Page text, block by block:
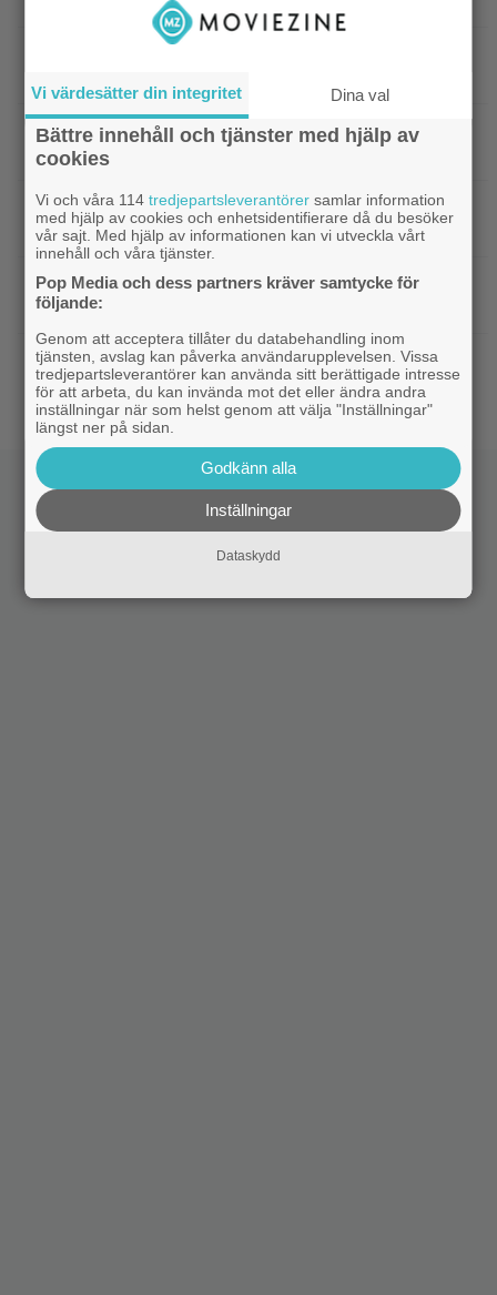
TV-spel|Experter väljer ut tidernas 100 bästa tv-
spel: ”The Last of Us” på plats 2
Skräck|Nästa ”Insidious” får svensk biopremiär
om bara 2 veckor
Bioaktuellt|”Spider-Man: Brand New Day” tar
över som 2026 års största biofilm
Disney Plus|18 år senare släpps ”Arkiv X”-filmen
på nytt – se trailern
Vi värdesätter din integritet Dina val
Bättre innehåll och tjänster med hjälp av
cookies
Vi och våra 114tredjepartsleverantörer samlar information
med hjälp av cookies och enhetsidentifierare då du besöker
vår sajt. Med hjälp av informationen kan vi utveckla vårt
innehåll och våra tjänster.
Pop Media och dess partners kräver samtycke för
följande:
Genom att acceptera tillåter du databehandling inom
tjänsten, avslag kan påverka användarupplevelsen. Vissa
tredjepartsleverantörer kan använda sitt berättigade intresse
för att arbeta, du kan invända mot det eller ändra andra
inställningar när som helst genom att välja "Inställningar"
längst ner på sidan.
Godkänn alla
Inställningar
Dataskydd